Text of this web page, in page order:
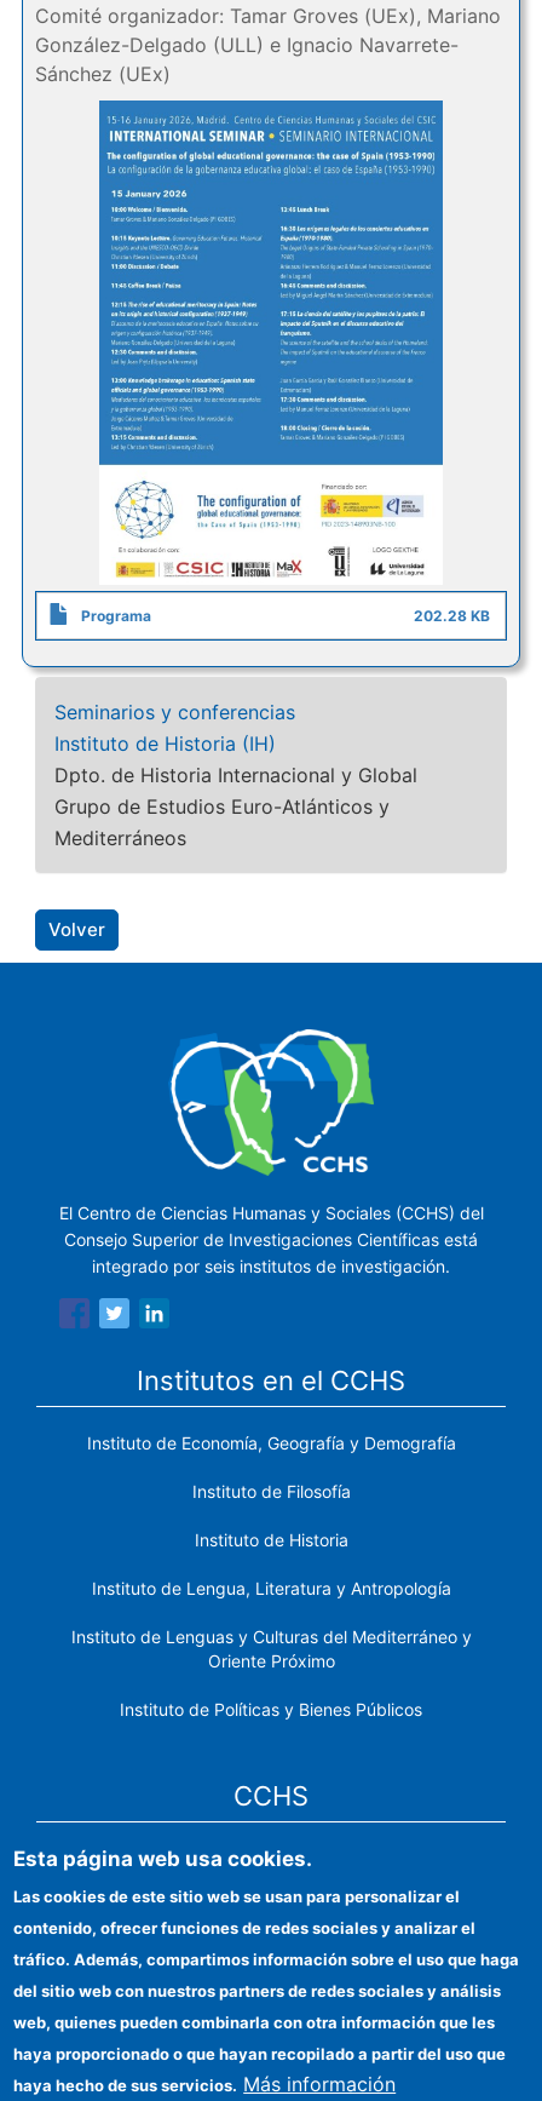
Comité organizador: Tamar Groves (UEx), Mariano
González-Delgado (ULL) e Ignacio Navarrete-
Sánchez (UEx)
Programa 202.28 KB
Seminarios y conferencias
Instituto de Historia (IH)
Dpto. de Historia Internacional y Global
Grupo de Estudios Euro-Atlánticos y
Mediterráneos
Volver
El Centro de Ciencias Humanas y Sociales (CCHS) del
Consejo Superior de Investigaciones Científicas está
integrado por seis institutos de investigación.
Institutos en el CCHS
Instituto de Economía, Geografía y Demografía
Instituto de Filosofía
Instituto de Historia
Instituto de Lengua, Literatura y Antropología
Instituto de Lenguas y Culturas del Mediterráneo y
Oriente Próximo
Instituto de Políticas y Bienes Públicos
CCHS
Sede electrónica CSIC
Identidad institucional
Información para proveedores
Ayudas FEDER
Organismos financiadores
Esta página web usa cookies.
Las cookies de este sitio web se usan para personalizar el
contenido, ofrecer funciones de redes sociales y analizar el
tráfico. Además, compartimos información sobre el uso que haga
del sitio web con nuestros partners de redes sociales y análisis
web, quienes pueden combinarla con otra información que les
haya proporcionado o que hayan recopilado a partir del uso que
haya hecho de sus servicios. Más información